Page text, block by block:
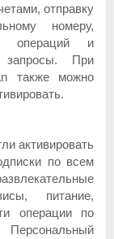
отправку
номеру,
операций и
запросы. При
также можно
активировать
по всем
питание,
операции по